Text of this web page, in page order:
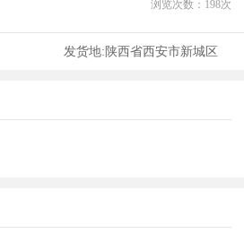
浏览次数： 198次
发货地:陕西省西安市新城区